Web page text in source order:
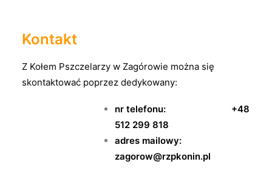
Kontakt
Z Kołem Pszczelarzy w Zagórowie można się
skontaktować poprzez dedykowany:
nr telefonu: +48
512 299 818
adres mailowy:
zagorow@rzpkonin.pl